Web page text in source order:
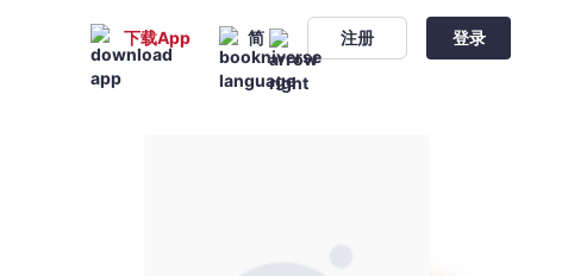
下载App 简 注册 登录